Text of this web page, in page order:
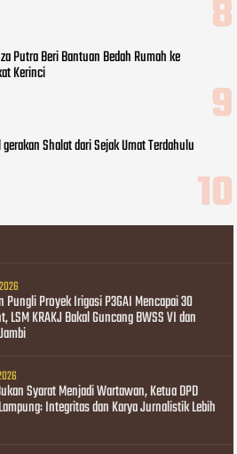
Putra Beri Bantuan Bedah Rumah ke
Kerinci
Shalat dari Sejak Umat Terdahulu
Pungli Proyek Irigasi P3GAI Mencapai 30
LSM KRAKJ Bakal Guncang BWSS VI dan
Syarat Menjadi Wartawan, Ketua DPD
Integritas dan Karya Jurnalistik Lebih